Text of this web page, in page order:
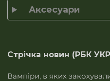
Аксесуари
Стрічка новин (РБК
Вампіри, в яких